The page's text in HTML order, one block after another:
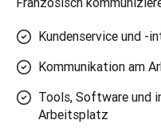
Kundenservice und -
Kommunikation am
Tools, Software und
Arbeitsplatz